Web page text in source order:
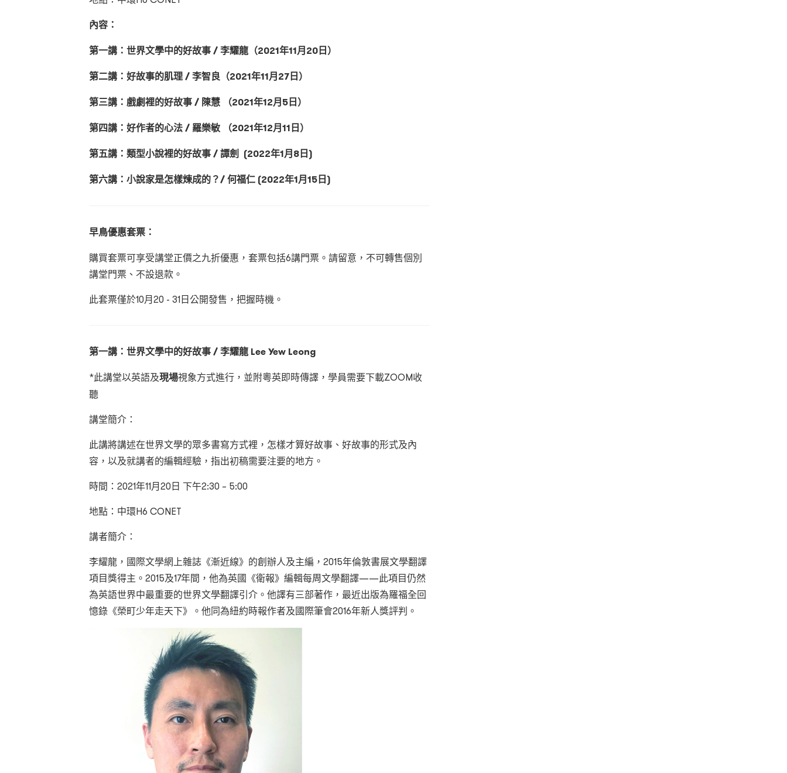
內容：
第一講：世界文學中的好故事 / 李耀龍（2021年11月20日）
第二講：好故事的肌理 / 李智良（2021年11月27日）
第三講：戲劇裡的好故事 / 陳慧 （2021年12月5日）
第四講：好作者的心法 / 羅樂敏 （2021年12月11日）
第五講：類型小說裡的好故事 / 譚劍 (2022年1月8日)
第六講：小說家是怎樣煉成的？/ 何福仁 (2022年1月15日)
早鳥優惠套票：
購買套票可享受講堂正價之九折優惠，套票包括6講門票。請留意，不可轉售個別
講堂門票、不設退款。
此套票僅於10月20 - 31日公開發售，把握時機。
第一講：世界文學中的好故事 / 李耀龍 Lee Yew Leong
*此講堂以英語及現場視象方式進行，並附粵英即時傳譯，學員需要下載ZOOM收
聽
講堂簡介：
此講將講述在世界文學的眾多書寫方式裡，怎樣才算好故事、好故事的形式及內
容，以及就講者的編輯經驗，指出初稿需要注要的地方。
時間：2021年11月20日 下午2:30 – 5:00
地點：中環H6 CONET
講者簡介：
李耀龍，國際文學網上雜誌《漸近線》的創辦人及主編，2015年倫敦書展文學翻譯
項目獎得主。2015及17年間，他為英國《衛報》編輯每周文學翻譯——此項目仍然
為英語世界中最重要的世界文學翻譯引介。他譯有三部著作，最近出版為羅福全回
憶錄《榮町少年走天下》。他同為紐約時報作者及國際筆會2016年新人獎評判。